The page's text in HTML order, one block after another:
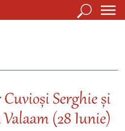
Căutare
Serghie și
(28 Iunie)